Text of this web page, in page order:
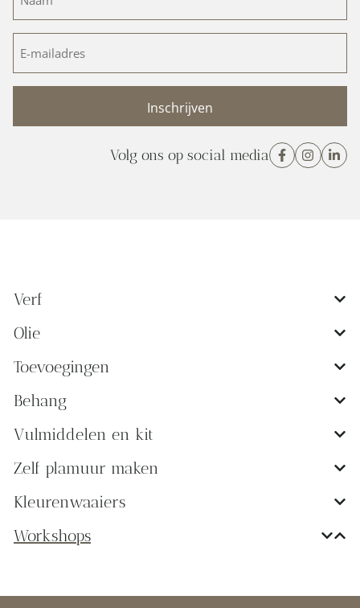
(Vereist)
mailadres
Volg ons op social media
Verf
Olie
Toevoegingen
Behang
Vulmiddelen en kit
Zelf plamuur maken
Kleurenwaaiers
Workshops